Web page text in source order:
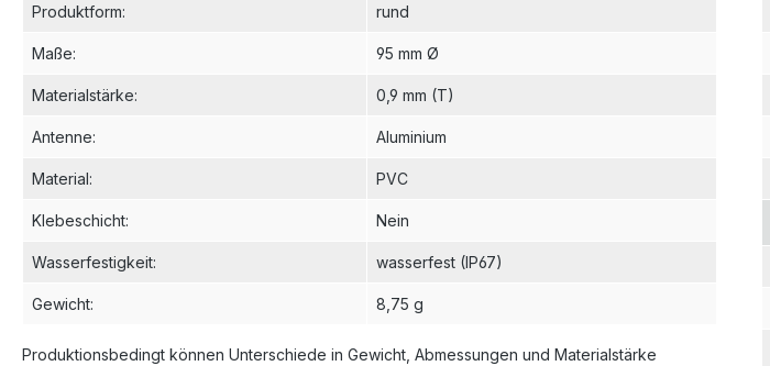
Produktform: rund
Maße: 95 mm Ø
Materialstärke: 0,9 mm (T)
Antenne: Aluminium
Material: PVC
Klebeschicht: Nein
Wasserfestigkeit: wasserfest (IP67)
Gewicht: 8,75 g
Produktionsbedingt können Unterschiede in Gewicht, Abmessungen und Materialstärke